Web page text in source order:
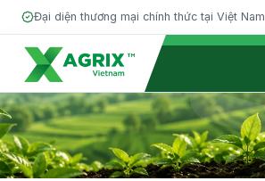
Đại diện thương mại chính thức tại Việt Nam
Giới thiệu
Phân bón